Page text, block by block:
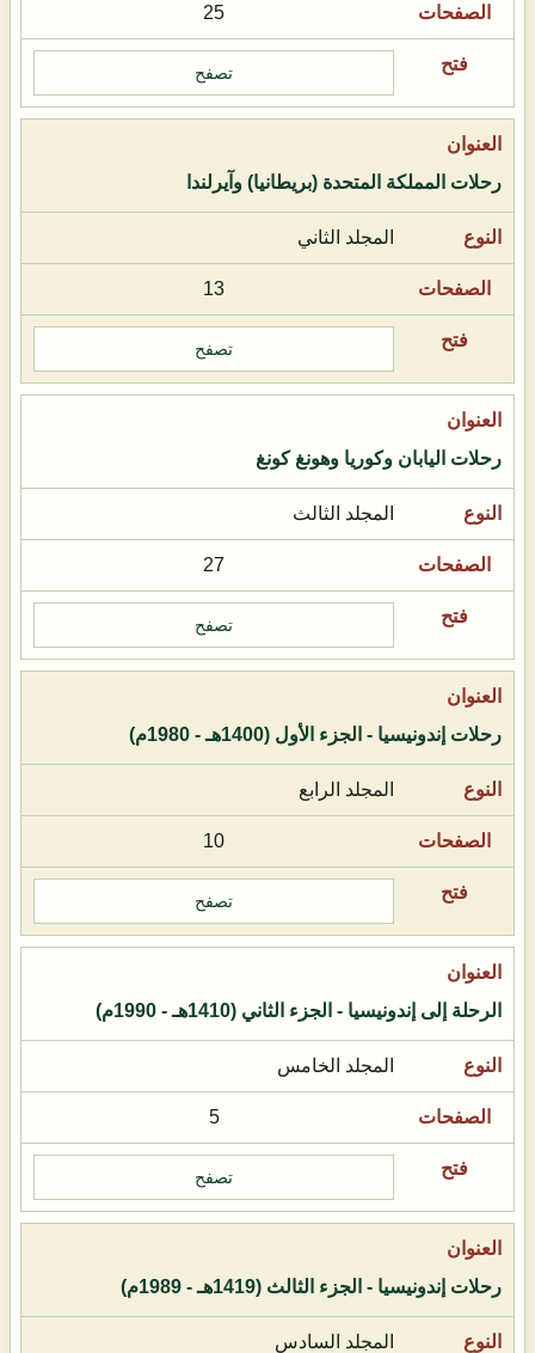
25
تصفح
رحلات المملكة المتحدة (بريطانيا) وآيرلندا
المجلد الثاني
13
تصفح
رحلات اليابان وكوريا وهونغ كونغ
المجلد الثالث
27
تصفح
رحلات إندونيسيا - الجزء الأول (1400هـ - 1980م)
المجلد الرابع
10
تصفح
الرحلة إلى إندونيسيا - الجزء الثاني (1410هـ - 1990م)
المجلد الخامس
5
تصفح
رحلات إندونيسيا - الجزء الثالث (1419هـ - 1989م)
المجلد السادس